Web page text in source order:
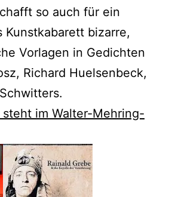
so auch für ein
Kunstkabarett bizarre,
Vorlagen in Gedichten
Richard Huelsenbeck,
steht im Walter-Mehring-